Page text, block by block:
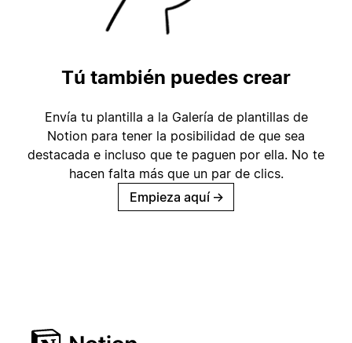
Tú también puedes crear
Envía tu plantilla a la Galería de plantillas de
Notion para tener la posibilidad de que sea
destacada e incluso que te paguen por ella. No te
hacen falta más que un par de clics.
Empieza aquí →